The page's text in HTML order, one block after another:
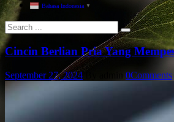
Bahasa Indonesia ▼
Cincin Berlian Pria Yang
September 27, 2024 0Comments